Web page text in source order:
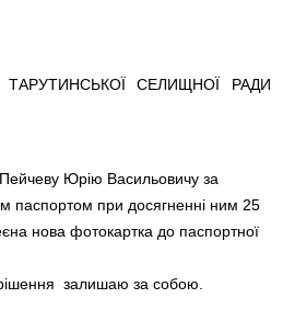
СЕЛИЩНОЇ РАДИ
Юрію Васильовичу за
паспортом при досягненні ним 25
нова фотокартка до паспортної
залишаю за собою.